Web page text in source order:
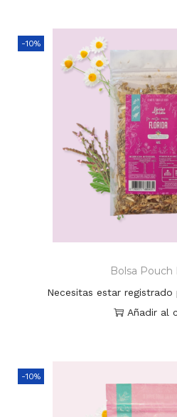
-10%
Bolsa Pouch
Necesitas estar
Añadir al
-10%